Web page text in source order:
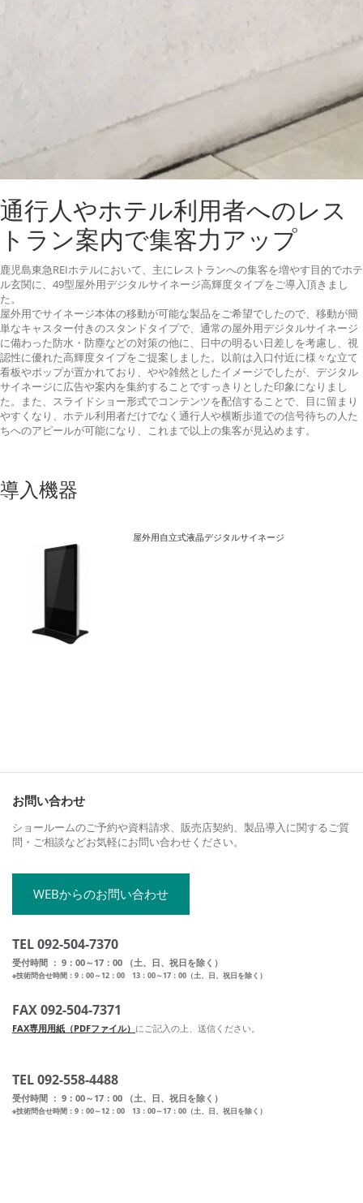
通行人やホテル利用者へのレス
トラン案内で集客力アップ
鹿児島東急REIホテルにおいて、主にレストランへの集客を増やす目的でホテ
ル玄関に、49型屋外用デジタルサイネージ高輝度タイプをご導入頂きまし
た。
屋外用でサイネージ本体の移動が可能な製品をご希望でしたので、移動が簡
単なキャスター付きのスタンドタイプで、通常の屋外用デジタルサイネージ
に備わった防水・防塵などの対策の他に、日中の明るい日差しを考慮し、視
認性に優れた高輝度タイプをご提案しました。以前は入口付近に様々な立て
看板やポップが置かれており、やや雑然としたイメージでしたが、デジタル
サイネージに広告や案内を集約することですっきりとした印象になりまし
た。また、スライドショー形式でコンテンツを配信することで、目に留まり
やすくなり、ホテル利用者だけでなく通行人や横断歩道での信号待ちの人た
ちへのアピールが可能になり、これまで以上の集客が見込めます。
導入機器
屋外用自立式液晶デジタルサイネージ
お問い合わせ
ショールームのご予約や資料請求、販売店契約、製品導入に関するご質
問・ご相談などお気軽にお問い合わせください。
WEBからのお問い合わせ
TEL 092-504-7370
受付時間 ： 9：00～17：00 （土、日、祝日を除く）
※技術問合せ時間：9：00～12：00 13：00～17：00（土、日、祝日を除く）
FAX 092-504-7371
FAX専用用紙（PDFファイル） にご記入の上、送信ください。
TEL 092-558-4488
受付時間 ： 9：00～17：00 （土、日、祝日を除く）
※技術問合せ時間：9：00～12：00 13：00～17：00（土、日、祝日を除く）